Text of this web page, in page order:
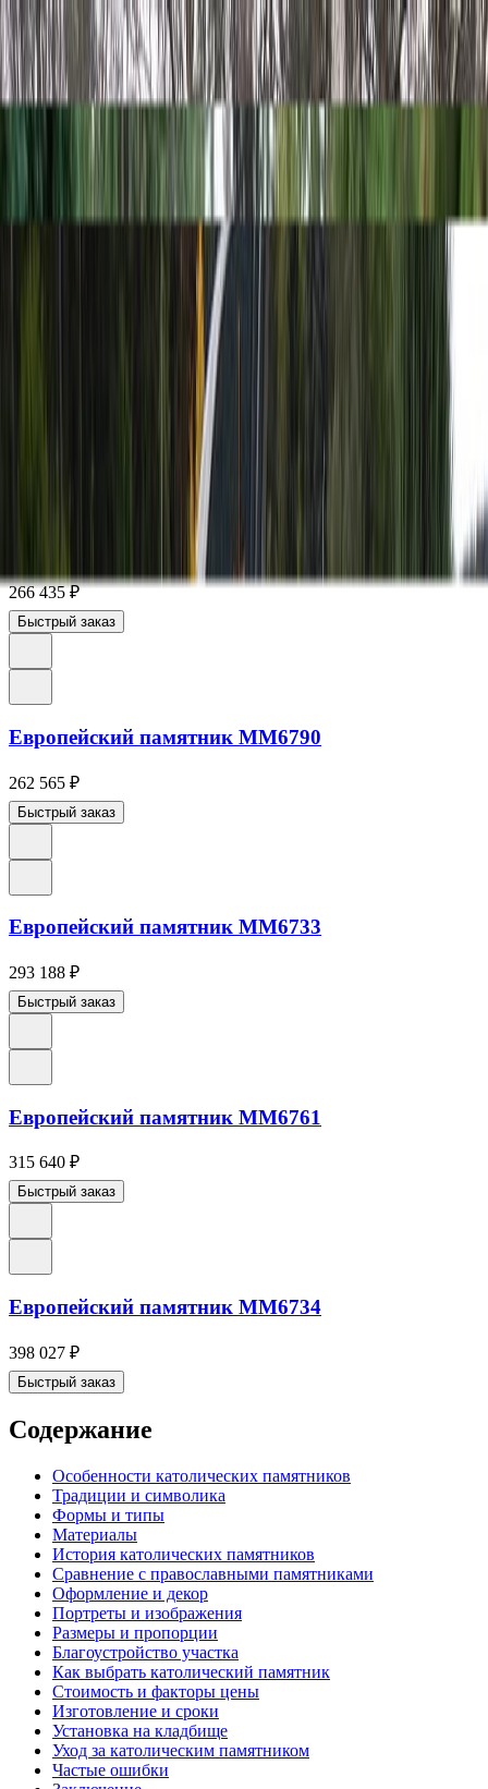
Скидка 5.00% на Надгробные плиты
Католические
Главная /Памятники/Кому/Католические
Католические памятники на могилу отражают веру в
искупительную жертву и надежду на воскресение. В этой
статье рассмотрены особенности католических надгробий:
формы, символы, материалы, правила выбора и установки, а
также уход за памятниками и частые ошибки.
Европейский памятник ММ6743
266 435₽
Быстрый заказ
Европейский памятник ММ6790
262 565 ₽
Быстрый заказ
Европейский памятник ММ6733
293 188 ₽
Быстрый заказ
Европейский памятник ММ6761
315 640 ₽
Быстрый заказ
Европейский памятник ММ6734
398 027 ₽
Быстрый заказ
Содержание
Особенности католических памятников
Традиции и символика
Формы и типы
Материалы
История католических памятников
Сравнение с православными памятниками
Оформление и декор
Портреты и изображения
Размеры и пропорции
Благоустройство участка
Как выбрать католический памятник
Стоимость и факторы цены
Изготовление и сроки
Установка на кладбище
Уход за католическим памятником
Частые ошибки